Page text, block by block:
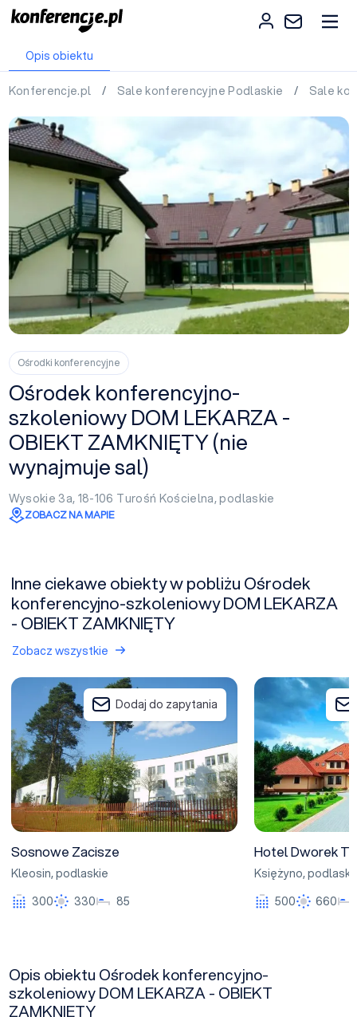
Opis obiektu
Konferencje.pl / Sale konferencyjne Podlaskie / Sale
Ośrodki konferencyjne
Ośrodek konferencyjno-
szkoleniowy DOM LEKARZA -
OBIEKT ZAMKNIĘTY (nie
wynajmuje sal)
Wysokie 3a, 18-106 Turośń Kościelna,podlaskie
ZOBACZ NA MAPIE
Inne ciekawe obiekty w pobliżu Ośrodek
konferencyjno-szkoleniowy DOM LEKARZA
- OBIEKT ZAMKNIĘTY
Zobacz wszystkie
Sosnowe Zacisze
Dodaj do zapytania
Sosnowe Zacisze
Kleosin,podlaskie
300
330 85
Hotel Dworek
Hotel Dworek
Księżyno,
500
660
Opis obiektu Ośrodek konferencyjno-
szkoleniowy DOM LEKARZA - OBIEKT
ZAMKNIĘTY